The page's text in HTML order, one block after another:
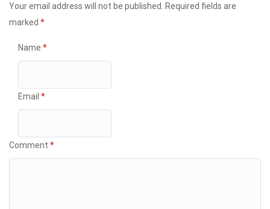
Your email address will not be published.
Required fields are
marked *
Name *
Email *
Comment *